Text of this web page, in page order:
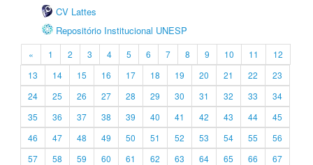
CV Lattes
Repositório Institucional UNESP
« 1 2 3 4 5 6 7 8 9 10 11
12
13
14 15 16 17 18 19 20 21 22
23
24
25 26 27 28 29 30 31 32 33
34
35
36 37 38 39 40 41 42 43 44
45
46
47 48 49 50 51 52 53 54 55
56
57
58 59 60 61 62 63 64 65 66
67